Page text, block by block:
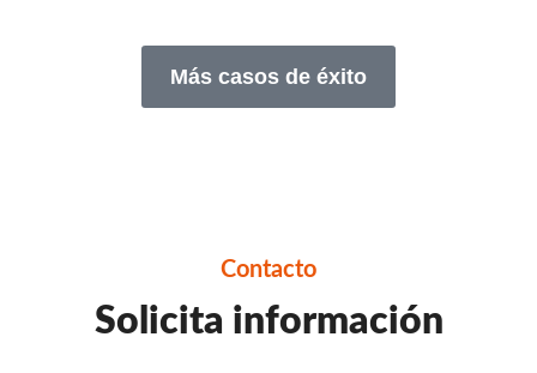
Más casos de éxito
Contacto
Solicita información